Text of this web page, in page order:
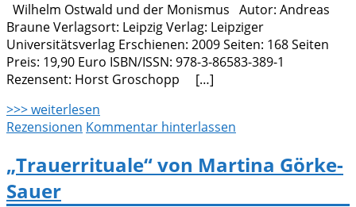
Wilhelm Ostwald und der Monismus Autor: Andreas
Braune Verlagsort: Leipzig Verlag: Leipziger
Universitätsverlag Erschienen: 2009 Seiten: 168 Seiten
Preis: 19,90 Euro ISBN/ISSN: 978-3-86583-389-1
Rezensent: Horst Groschopp […]
>>> weiterlesen
Rezensionen Kommentar hinterlassen
„Trauerrituale“ von Martina Görke-
Sauer